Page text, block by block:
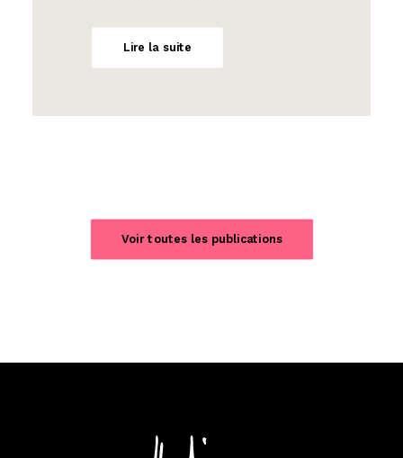
Lire la suite
Voir toutes les publications